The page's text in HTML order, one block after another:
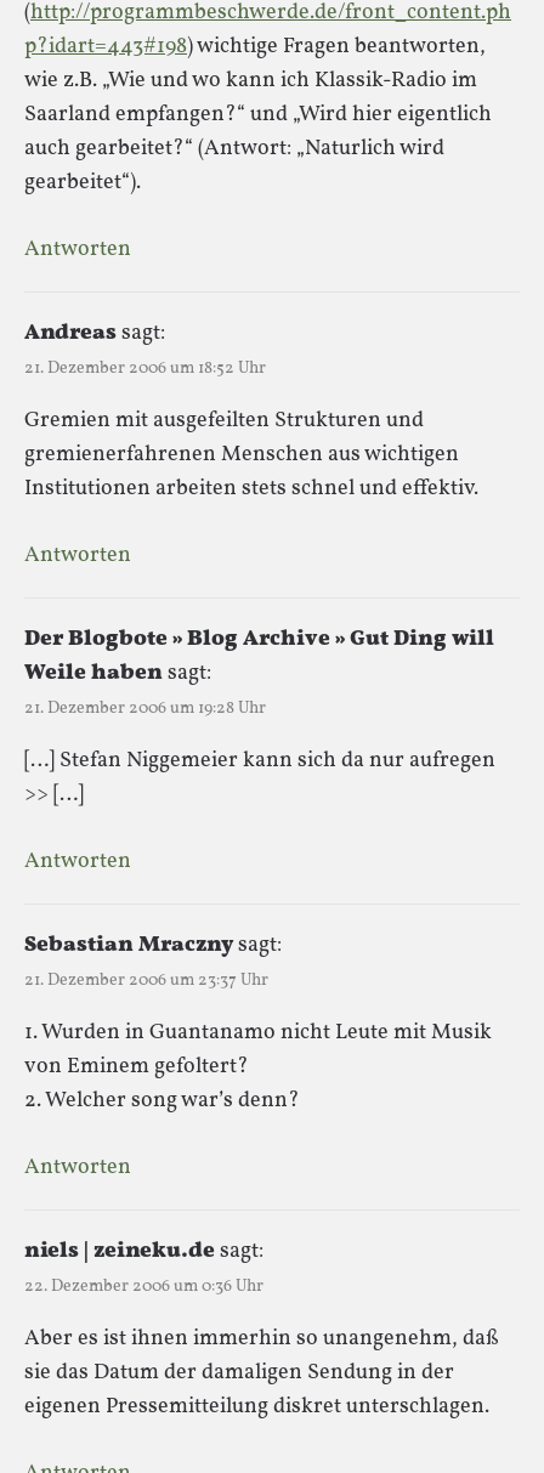
(http://programmbeschwerde.de/front_content.ph
p?idart=443#198) wichtige Fragen beantworten,
wie z.B. „Wie und wo kann ich Klassik-Radio im
Saarland empfangen?“ und „Wird hier eigentlich
auch gearbeitet?“ (Antwort: „Naturlich wird
gearbeitet“).
Antworten
Andreassagt:
21. Dezember 2006 um 18:52 Uhr
Gremien mit ausgefeilten Strukturen und
gremienerfahrenen Menschen aus wichtigen
Institutionen arbeiten stets schnel und effektiv.
Antworten
Der Blogbote » Blog Archive » Gut Ding will
Weile habensagt:
21. Dezember 2006 um 19:28 Uhr
[…] Stefan Niggemeier kann sich da nur aufregen
>> […]
Antworten
Sebastian Mracznysagt:
21. Dezember 2006 um 23:37 Uhr
1. Wurden in Guantanamo nicht Leute mit Musik
von Eminem gefoltert?
2. Welcher song war’s denn?
Antworten
niels | zeineku.desagt:
22. Dezember 2006 um 0:36 Uhr
Aber es ist ihnen immerhin so unangenehm, daß
sie das Datum der damaligen Sendung in der
eigenen Pressemitteilung diskret unterschlagen.